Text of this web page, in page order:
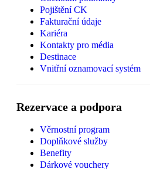
Pojištění CK
Fakturační údaje
Kariéra
Kontakty pro média
Destinace
Vnitřní oznamovací systém
Rezervace a podpora
Věrnostní program
Doplňkové služby
Benefity
Dárkové vouchery